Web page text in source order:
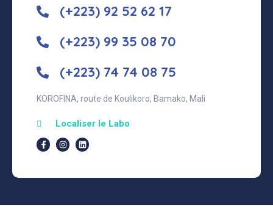
(+223) 92 52 62 17
(+223) 99 35 08 70
(+223) 74 74 08 75
KOROFINA, route de Koulikoro, Bamako, Mali
Localiser le Labo